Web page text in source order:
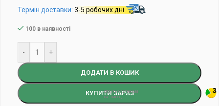
Термін доставки: 3-5 робочих дні
100 в наявності
- +
ДОДАТИ В КОШИК
КУПИТИ ЗАРАЗ